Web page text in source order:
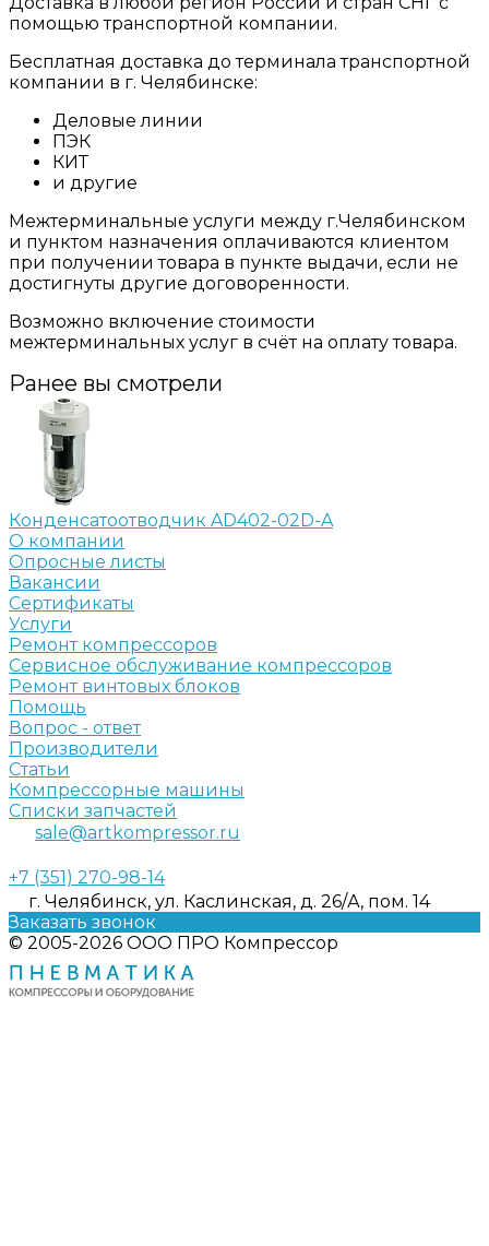
помощью транспортной компании.
Бесплатная доставка до терминала транспортной
компании в г. Челябинске:
Деловые линии
ПЭК
КИТ
и другие
Межтерминальные услуги между г.Челябинском
и пунктом назначения оплачиваются клиентом
при получении товара в пункте выдачи, если не
достигнуты другие договоренности.
Возможно включение стоимости
межтерминальных услуг в счёт на оплату товара.
Ранее вы смотрели
Конденсатоотводчик AD402-02D-A
О компании
Опросные листы
Вакансии
Сертификаты
Услуги
Ремонт компрессоров
Сервисное обслуживание компрессоров
Ремонт винтовых блоков
Помощь
Вопрос - ответ
Производители
Статьи
Компрессорные машины
Списки запчастей
sale@artkompressor.ru
+7 (351) 270-98-14
г. Челябинск, ул. Каслинская, д. 26/А, пом. 14
Заказать звонок
© 2005-2026 ООО ПРО Компрессор